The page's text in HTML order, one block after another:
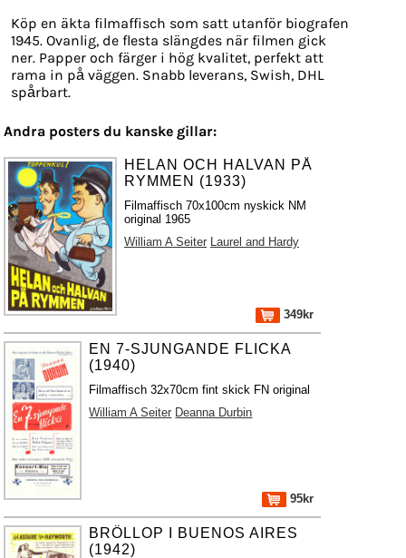
Köp en äkta filmaffisch som satt utanför biografen
1945. Ovanlig, de flesta slängdes när filmen gick
ner. Papper och färger i hög kvalitet, perfekt att
rama in på väggen. Snabb leverans, Swish, DHL
spårbart.
Andra posters du kanske gillar:
HELAN OCH HALVAN PÅ
RYMMEN (1933)
Filmaffisch 70x100cm nyskick NM
original 1965
William A Seiter Laurel and Hardy
349kr
EN 7-SJUNGANDE FLICKA
(1940)
Filmaffisch 32x70cm fint skick FN original
William A Seiter Deanna Durbin
95kr
BRÖLLOP I BUENOS AIRES
(1942)